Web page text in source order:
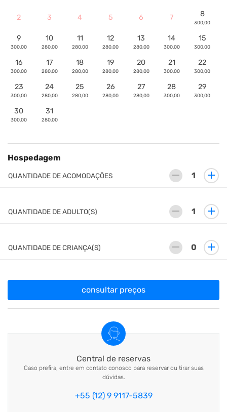
2 3 4 5 6 7 8
300,00
9
300,00
10
280,00
11
280,00
12
280,00
13
280,00
14
300,00
15
300,00
16
300,00
17
280,00
18
280,00
19
280,00
20
280,00
21
300,00
22
300,00
23
300,00
24
280,00
25
280,00
26
280,00
27
280,00
28
300,00
29
300,00
30
300,00
31
280,00
Hospedagem
QUANTIDADE DE ACOMODAÇÕES remove add
QUANTIDADE DE ADULTO(S) remove add
QUANTIDADE DE CRIANÇA(S) remove add
consultar preços
Central de reservas
Caso prefira, entre em contato conosco para reservar ou tirar suas
dúvidas.
+55 (12) 9 9117-5839